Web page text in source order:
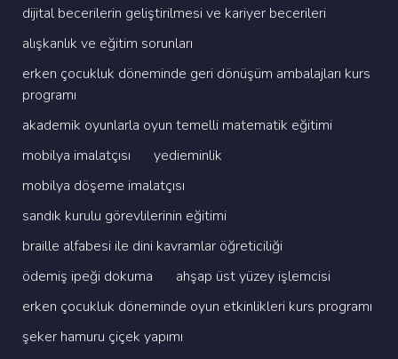
di̇ji̇tal beceri̇leri̇n geli̇şti̇ri̇lmesi̇ ve kari̇yer beceri̇leri̇
alişkanlik ve eği̇ti̇m sorunlari
erken çocukluk dönemi̇nde geri̇ dönüşüm ambalajlari kurs
programi
akademi̇k oyunlarla oyun temelli̇ matemati̇k eği̇ti̇mi̇
mobi̇lya i̇malatçisi
yedi̇emi̇nli̇k
mobi̇lya döşeme i̇malatçisi
sandik kurulu görevli̇leri̇ni̇n eği̇ti̇mi̇
brai̇lle alfabesi̇ i̇le di̇ni̇ kavramlar öğreti̇ci̇li̇ği̇
ödemi̇ş i̇peği̇ dokuma
ahşap üst yüzey i̇şlemci̇si̇
erken çocukluk dönemi̇nde oyun etki̇nli̇kleri̇ kurs programi
şeker hamuru çi̇çek yapimi